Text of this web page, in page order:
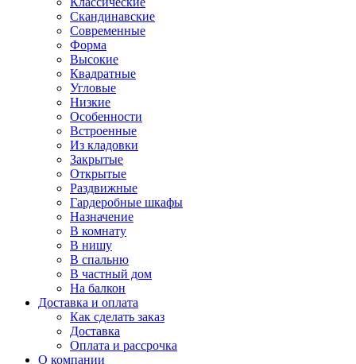
Скандинавские
Современные
Форма
Высокие
Квадратные
Угловые
Низкие
Особенности
Встроенные
Из кладовки
Закрытые
Открытые
Раздвижные
Гардеробные шкафы
Назначение
В комнату
В нишу
В спальню
В частный дом
На балкон
Доставка и оплата
Как сделать заказ
Доставка
Оплата и рассрочка
О компании